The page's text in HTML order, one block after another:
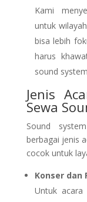
Kami
untuk
bisa lebih
harus
sound
Jenis
Sewa
Sound
berbagai jenis
cocok untuk
Konser dan
Untuk